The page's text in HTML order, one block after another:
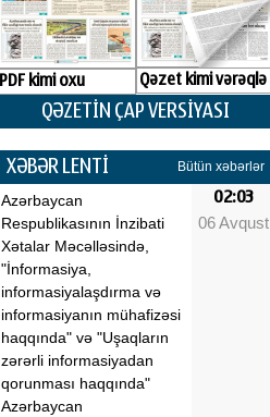
PDF kimi oxu Qəzet kimi vərəqlə
QƏZETİN ÇAP VERSİYASI
XƏBƏR LENTİ Bütün xəbərlər
Azərbaycan
Respublikasının İnzibati
Xətalar Məcəlləsində,
"İnformasiya,
informasiyalaşdırma və
informasiyanın mühafizəsi
haqqında" və "Uşaqların
zərərli informasiyadan
qorunması haqqında"
Azərbaycan
02:03
06 Avqust